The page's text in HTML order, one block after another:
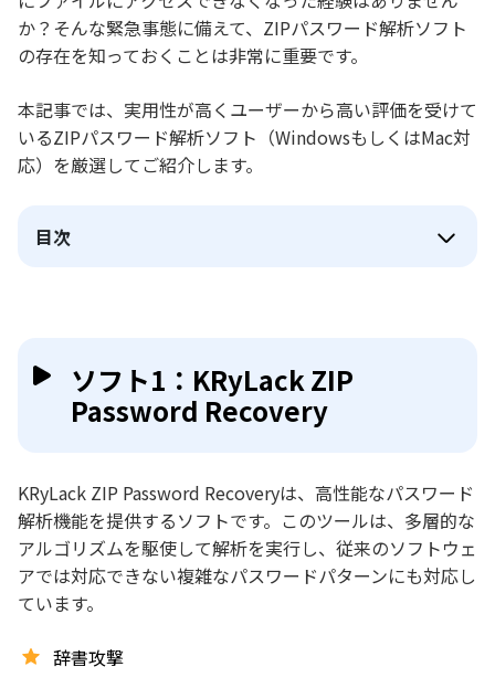
か？そんな緊急事態に備えて、ZIPパスワード解析ソフト
の存在を知っておくことは非常に重要です。
本記事では、実用性が高くユーザーから高い評価を受けて
いるZIPパスワード解析ソフト（WindowsもしくはMac対
応）を厳選してご紹介します。
目次
ソフト1：KRyLack ZIP
Password Recovery
KRyLack ZIP Password Recoveryは、高性能なパスワード
解析機能を提供するソフトです。このツールは、多層的な
アルゴリズムを駆使して解析を実行し、従来のソフトウェ
アでは対応できない複雑なパスワードパターンにも対応し
ています。
辞書攻撃